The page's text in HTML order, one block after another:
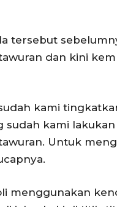
tersebut
dan kini
kami
sudah kami
Untuk
menggunakan